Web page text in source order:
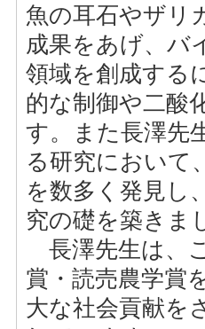
魚の耳石やザリ
成果をあげ、バ
領域を創成する
的な制御や二酸
す。また長澤先
る研究において
を数多く発見し
究の礎を築きま
長澤先生は、
賞・読売農学賞
大な社会貢献を